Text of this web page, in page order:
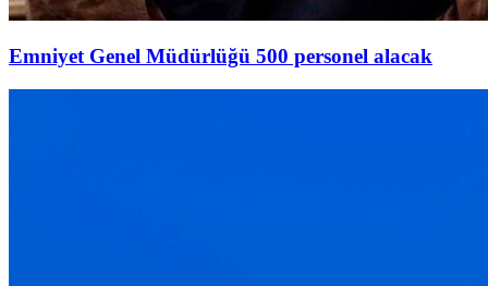
Emniyet Genel Müdürlüğü 500 personel alacak